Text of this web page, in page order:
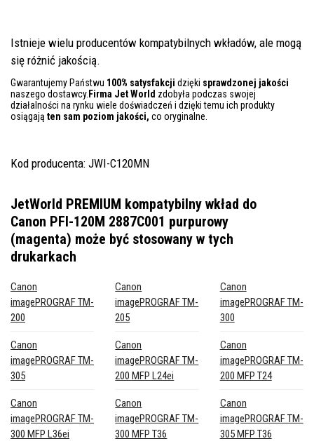
Istnieje wielu producentów kompatybilnych wkładów, ale mogą
się różnić jakością.
Gwarantujemy Państwu 100% satysfakcji dzięki sprawdzonej jakości
naszego dostawcy. Firma Jet World zdobyła podczas swojej
działalności na rynku wiele doświadczeń i dzięki temu ich produkty
osiągają ten sam poziom jakości, co oryginalne.
Kod producenta: JWI-C120MN
JetWorld PREMIUM kompatybilny wkład do
Canon PFI-120M 2887C001 purpurowy
(magenta) może być stosowany w tych
drukarkach
Canon
imagePROGRAF TM-
200
Canon
imagePROGRAF TM-
205
Canon
imagePROGRAF TM-
300
Canon
imagePROGRAF TM-
305
Canon
imagePROGRAF TM-
200 MFP L24ei
Canon
imagePROGRAF TM-
200 MFP T24
Canon
imagePROGRAF TM-
300 MFP L36ei
Canon
imagePROGRAF TM-
300 MFP T36
Canon
imagePROGRAF TM-
305 MFP T36